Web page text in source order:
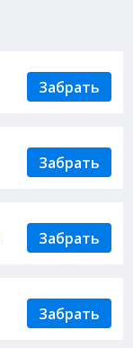
Забрать
Забрать
Забрать
Забрать